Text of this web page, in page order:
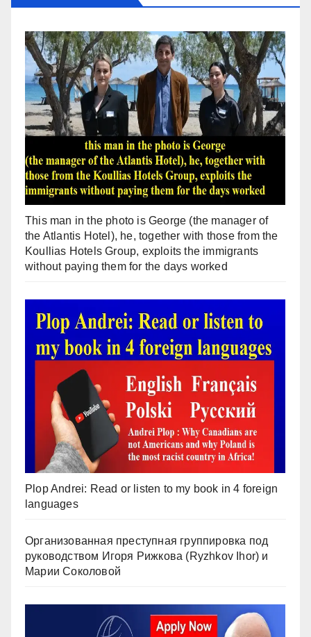
This man in the photo is George (the manager of
the Atlantis Hotel), he, together with those from the
Koullias Hotels Group, exploits the immigrants
without paying them for the days worked
Plop Andrei: Read or listen to my book in 4 foreign
languages
Организованная преступная группировка под
руководством Игоря Рижкова (Ryzhkov Ihor) и
Марии Соколовой